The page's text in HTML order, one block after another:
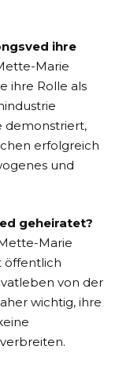
ihre
Marie
ihre Rolle als
demonstriert,
erfolgreich
und
geheiratet?
Marie
öffentlich
von der
wichtig, ihre